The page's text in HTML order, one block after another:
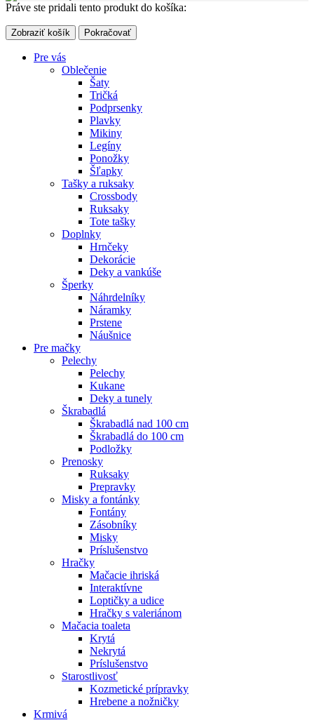
Práve ste pridali tento produkt do košíka:
Zobraziť košík Pokračovať
Pre vás
Oblečenie
Šaty
Tričká
Podprsenky
Plavky
Mikiny
Legíny
Ponožky
Šľapky
Tašky a ruksaky
Crossbody
Ruksaky
Tote tašky
Doplnky
Hrnčeky
Dekorácie
Deky a vankúše
Šperky
Náhrdelníky
Náramky
Prstene
Náušnice
Pre mačky
Pelechy
Pelechy
Kukane
Deky a tunely
Škrabadlá
Škrabadlá nad 100 cm
Škrabadlá do 100 cm
Podložky
Prenosky
Ruksaky
Prepravky
Misky a fontánky
Fontány
Zásobníky
Misky
Príslušenstvo
Hračky
Mačacie ihriská
Interaktívne
Loptičky a udice
Hračky s valeriánom
Mačacia toaleta
Krytá
Nekrytá
Príslušenstvo
Starostlivosť
Kozmetické prípravky
Hrebene a nožničky
Krmivá